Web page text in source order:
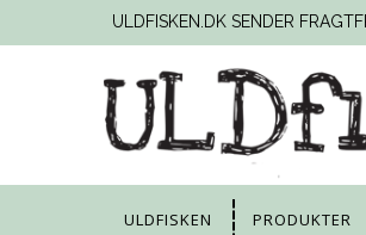
ULDFISKEN.DK SENDER
ULDFISKEN PRODUKTER